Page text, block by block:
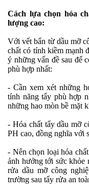
Cách lựa chọn hóa
lượng cao:
Với vết bẩn từ dầu mỡ
chất có tính kiềm mạnh
ý những vấn đề sau để
phù hợp nhất:
-Cần xem xét những
tính năng tẩy phù hợp
những hao mòn bề mặt
- Hóa chất tẩy dầu mỡ
PH cao, đồng nghĩa với
- Nên chọn loại hóa
ảnh hưởng tới sức khỏe
rửa dầu mỡ công
trường sau tẩy rửa an